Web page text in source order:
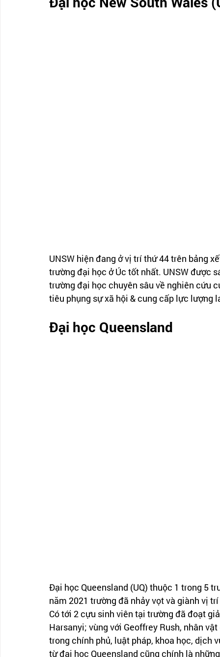
UNSW hiện đang ở vị trí thứ 44 trên bảng
trường đại học ở Úc tốt nhất. UNSW được
trường đại học chuyên sâu về nghiên cứu
tiêu phụng sự xã hội & cung cấp lực lượng
Đại học Queensland
Đại học Queensland (UQ) thuộc 1 trong 5
năm 2021 trường đã nhảy vọt và giành vị
Có tới 2 cựu sinh viên tại trường đã đoạt
Harsanyi; vùng với Geoffrey Rush, nhân
trong chính phủ, luật pháp, khoa học, dịch
từ đại học Queensland cũng chính là